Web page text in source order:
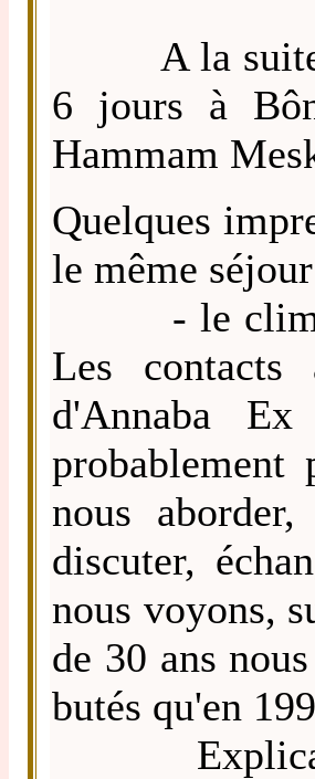
A la suite
6 jours à
Hammam
Quelques
le même
- le climat
Les contacts
d'Annaba
nous
discuter,
nous voyons,
de 30 ans
butés qu'en
Explication